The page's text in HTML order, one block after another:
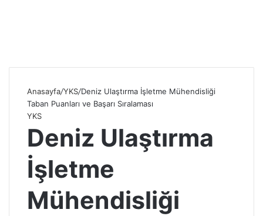
Anasayfa/YKS/Deniz Ulaştırma İşletme Mühendisliği
Taban Puanları ve Başarı Sıralaması
YKS
Deniz Ulaştırma
İşletme
Mühendisliği